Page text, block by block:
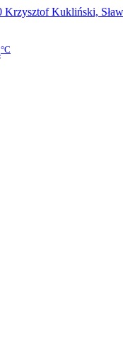
Krzysztof Kukliński,
°C